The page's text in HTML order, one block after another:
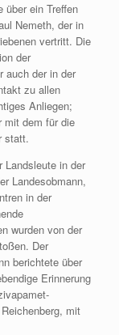
über ein Treffen
Nemeth, der in
vertritt. Die
der
auch der in der
zu allen
Anliegen;
mit dem für die
statt.
Landsleute in der
Landesobmann,
in der
wurden von der
Der
berichtete über
Erinnerung
mit